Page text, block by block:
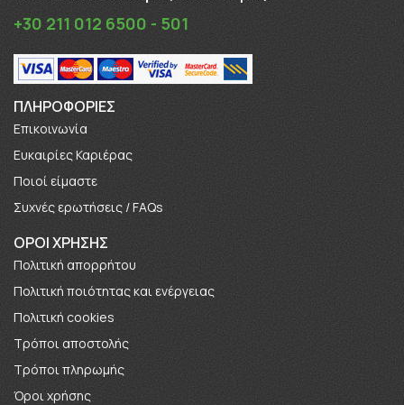
+30 211 012 6500 - 501
ΠΛΗΡΟΦΟΡΊΕΣ
Επικοινωνία
Ευκαιρίες Καριέρας
Πoιοί είμαστε
Συχνές ερωτήσεις / FAQs
ΟΡΟΙ ΧΡΗΣΗΣ
Πολιτική απορρήτου
Πολιτική ποιότητας και ενέργειας
Πολιτική cookies
Τρόποι αποστολής
Τρόποι πληρωμής
Όροι χρήσης